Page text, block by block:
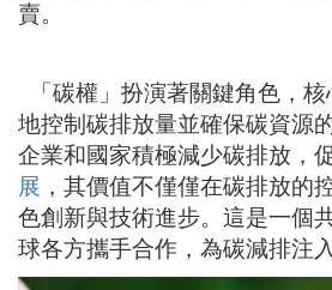
賣。
「碳權」扮演著關鍵角色，
地控制碳排放量並確保碳資源
企業和國家積極減少碳排放，
展 ，其價值不僅僅在碳排放的
色創新與技術進步。這是一個
球各方攜手合作，為碳減排注